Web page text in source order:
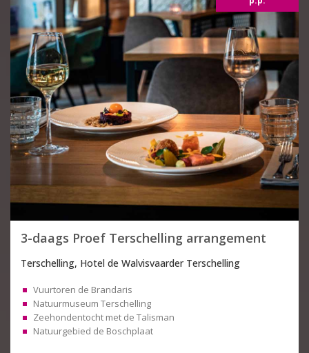
3-daags Proef Terschelling arrangement
Terschelling, Hotel de Walvisvaarder Terschelling
Vuurtoren de Brandaris
Natuurmuseum Terschelling
Zeehondentocht met de Talisman
Natuurgebied de Boschplaat